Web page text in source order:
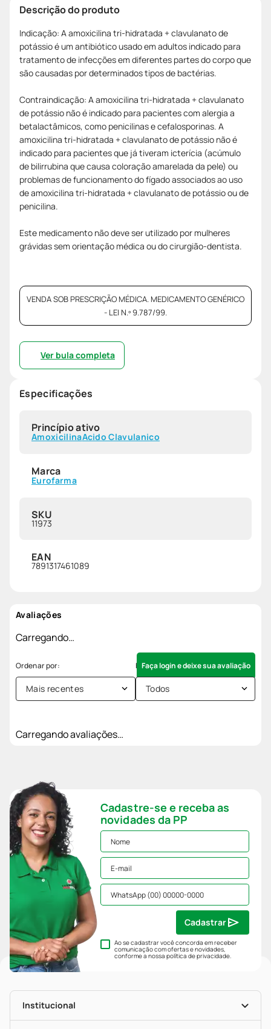
Descrição do produto
Indicação: A amoxicilina tri-hidratada + clavulanato de
potássio é um antibiótico usado em adultos indicado para
tratamento de infecções em diferentes partes do corpo que
são causadas por determinados tipos de bactérias.
Contraindicação: A amoxicilina tri-hidratada + clavulanato
de potássio não é indicado para pacientes com alergia a
betalactâmicos, como penicilinas e cefalosporinas. A
amoxicilina tri-hidratada + clavulanato de potássio não é
indicado para pacientes que já tiveram icterícia (acúmulo
de bilirrubina que causa coloração amarelada da pele) ou
problemas de funcionamento do fígado associados ao uso
de amoxicilina tri-hidratada + clavulanato de potássio ou de
penicilina.
Este medicamento não deve ser utilizado por mulheres
grávidas sem orientação médica ou do cirurgião-dentista.
VENDA SOB PRESCRIÇÃO MÉDICA. MEDICAMENTO GENÉRICO
- LEI N.º 9.787/99.
Ver bula completa
Especificações
Princípio ativo
AmoxicilinaAcido Clavulanico
Marca
Eurofarma
SKU
11973
EAN
7891317461089
Avaliações
Carregando…
Faça login e deixe sua avaliação
Mais recentes Todos
Carregando avaliações…
Cadastre-se e receba as
novidades da PP
Ao se cadastrar você concorda em receber
comunicação com ofertas e novidades,
conforme a nossapolítica de privacidade.
Cadastrar
Institucional
História